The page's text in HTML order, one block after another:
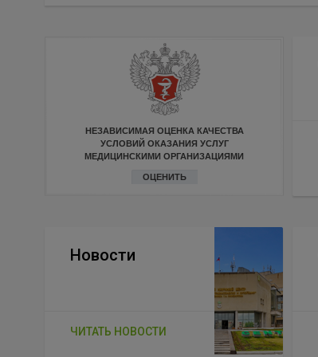
НЕЗАВИСИМАЯ ОЦЕНКА КАЧЕСТВА
УСЛОВИЙ ОКАЗАНИЯ УСЛУГ
МЕДИЦИНСКИМИ ОРГАНИЗАЦИЯМИ
ОЦЕНИТЬ
Новости
ЧИТАТЬ НОВОСТИ